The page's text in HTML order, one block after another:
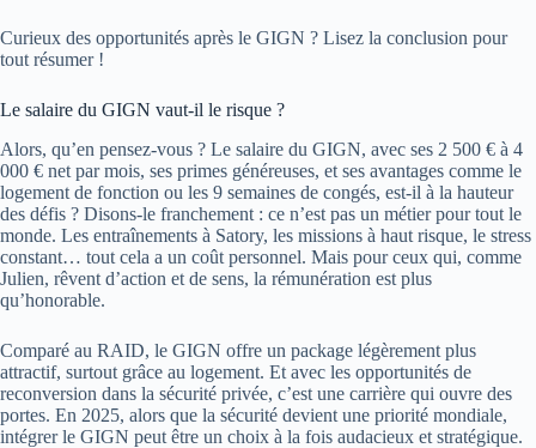
Curieux des opportunités après le GIGN ? Lisez la conclusion pour
tout résumer !
Le salaire du GIGN vaut-il le risque ?
Alors, qu’en pensez-vous ? Le salaire du GIGN, avec ses 2 500 € à 4
000 € net par mois, ses primes généreuses, et ses avantages comme le
logement de fonction ou les 9 semaines de congés, est-il à la hauteur
des défis ? Disons-le franchement : ce n’est pas un métier pour tout le
monde. Les entraînements à Satory, les missions à haut risque, le stress
constant… tout cela a un coût personnel. Mais pour ceux qui, comme
Julien, rêvent d’action et de sens, la rémunération est plus
qu’honorable.
Comparé au RAID, le GIGN offre un package légèrement plus
attractif, surtout grâce au logement. Et avec les opportunités de
reconversion dans la sécurité privée, c’est une carrière qui ouvre des
portes. En 2025, alors que la sécurité devient une priorité mondiale,
intégrer le GIGN peut être un choix à la fois audacieux et stratégique.